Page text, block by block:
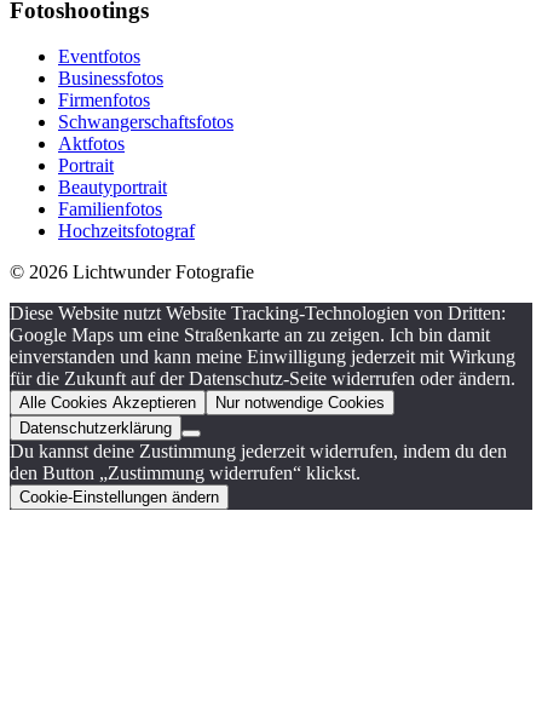
Fotoshootings
Eventfotos
Businessfotos
Firmenfotos
Schwangerschaftsfotos
Aktfotos
Portrait
Beautyportrait
Familienfotos
Hochzeitsfotograf
© 2026 Lichtwunder Fotografie
Diese Website nutzt Website Tracking-Technologien von Dritten:
Google Maps um eine Straßenkarte an zu zeigen. Ich bin damit
einverstanden und kann meine Einwilligung jederzeit mit Wirkung
für die Zukunft auf der Datenschutz-Seite widerrufen oder ändern.
Alle Cookies Akzeptieren
Nur notwendige Cookies
Datenschutzerklärung
Du kannst deine Zustimmung jederzeit widerrufen, indem du den
den Button „Zustimmung widerrufen“ klickst.
Cookie-Einstellungen ändern